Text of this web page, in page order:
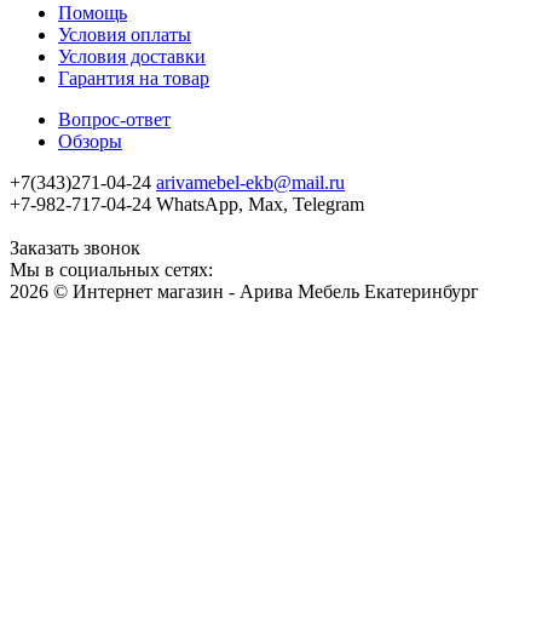
Помощь
Условия оплаты
Условия доставки
Гарантия на товар
Вопрос-ответ
Обзоры
+7(343)271-04-24 arivamebel-ekb@mail.ru
+7-982-717-04-24 WhatsApp, Max, Telegram
Заказать звонок
Мы в социальных сетях:
2026 © Интернет магазин - Арива Мебель Екатеринбург